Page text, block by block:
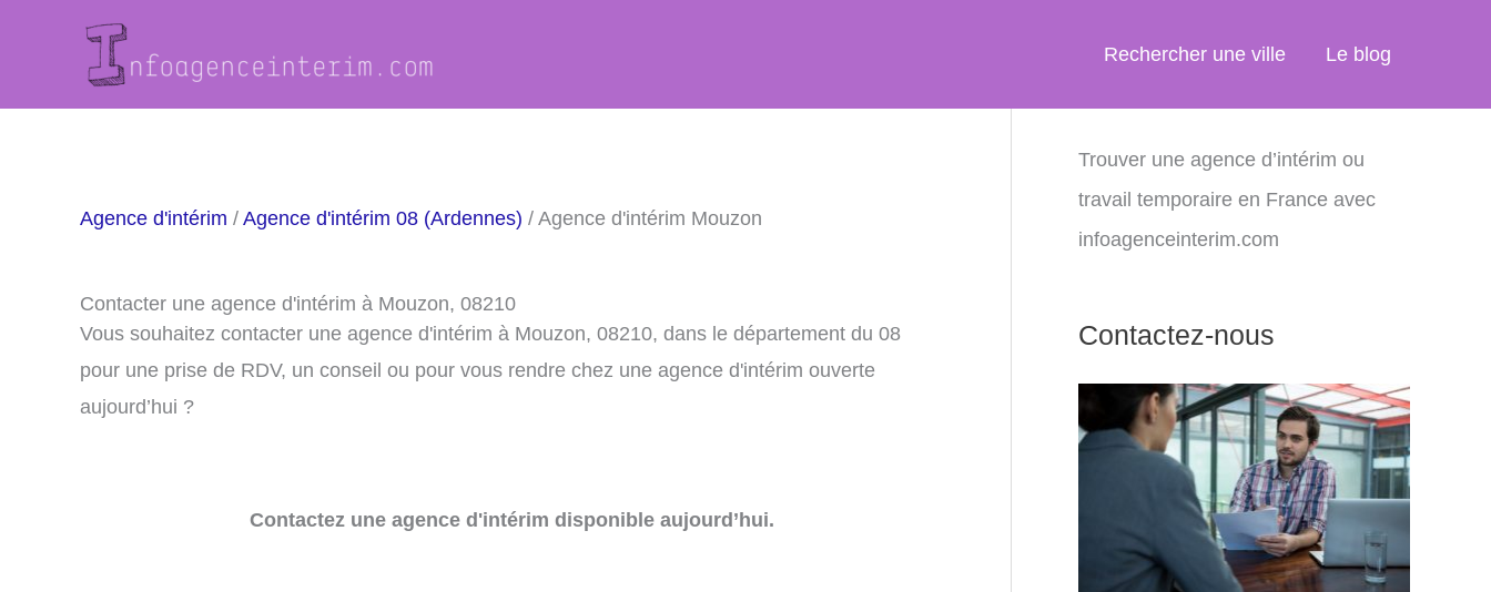
Rechercher une ville Le blog
Agence d'intérim / Agence d'intérim 08 (Ardennes) / Agence d'intérim Mouzon
Contacter une agence d'intérim à Mouzon, 08210
Vous souhaitez contacter une agence d'intérim à Mouzon, 08210, dans le département du 08
pour une prise de RDV, un conseil ou pour vous rendre chez une agence d'intérim ouverte
aujourd’hui ?
Contactez une agence d'intérim disponible aujourd’hui.
Trouver une agence d’intérim ou
travail temporaire en France avec
infoagenceinterim.com
Contactez-nous